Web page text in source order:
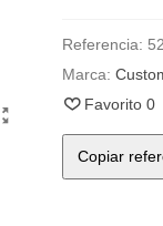
Referencia:
Marca:
Favorito 0
Copiar